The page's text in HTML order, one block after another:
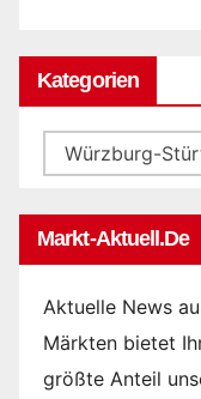
Kategorien
Kategorien
Markt-Aktuell.de
Aktuelle News
Märkten bietet
größte Anteil